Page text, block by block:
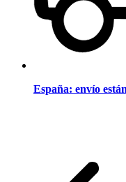
España: envío